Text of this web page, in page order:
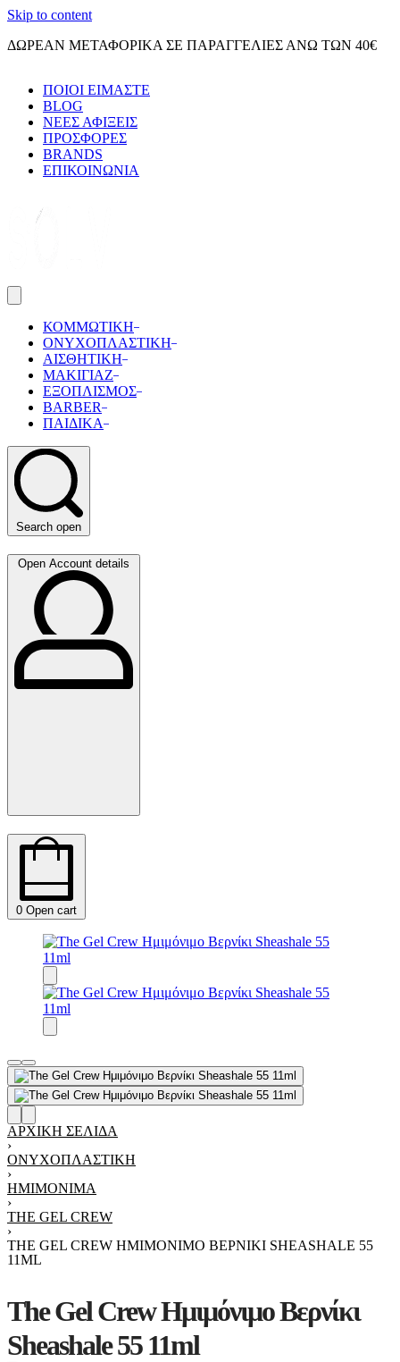
Skip to content
ΔΩΡΕΑΝ ΜΕΤΑΦΟΡΙΚΑ ΣΕ ΠΑΡΑΓΓΕΛΙΕΣ ΑΝΩ ΤΩΝ 40€
ΠΟΙΟΙ ΕΙΜΑΣΤΕ
BLOG
ΝΕΕΣ ΑΦΙΞΕΙΣ
ΠΡΟΣΦΟΡΕΣ
BRANDS
ΕΠΙΚΟΙΝΩΝΙΑ
ΚΟΜΜΩΤΙΚΗ
ΟΝΥΧΟΠΛΑΣΤΙΚΗ
ΑΙΣΘΗΤΙΚΗ
ΜΑΚΙΓΙΑΖ
ΕΞΟΠΛΙΣΜΟΣ
BARBER
ΠΑΙΔΙΚΑ
Search open
Open Account details
0 Open cart
ΑΡΧΙΚΉ ΣΕΛΊΔΑ
›
ΟΝΥΧΟΠΛΑΣΤΙΚΉ
›
ΗΜΙΜΌΝΙΜΑ
›
THE GEL CREW
›
THE GEL CREW ΗΜΙΜΌΝΙΜΟ ΒΕΡΝΊΚΙ SHEASHALE 55
11ML
The Gel Crew Ημιμόνιμο Βερνίκι
Sheashale 55 11ml